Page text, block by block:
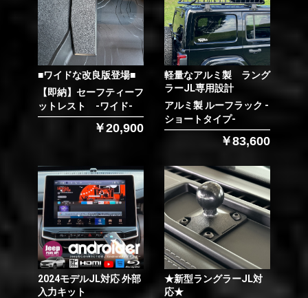
■ワイドな改良版登場■
【即納】セーフティーフ
ットレスト -ワイド-
￥20,900
軽量なアルミ製 ラング
ラーJL専用設計
アルミ製 ルーフラック -
ショートタイプ-
￥83,600
2024モデルJL対応 外部
入力キット
★新型ラングラーJL対
応★